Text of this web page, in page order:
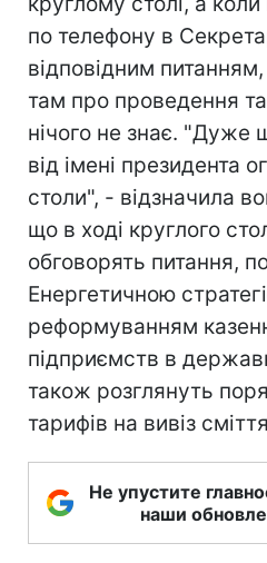
по телефону в
відповідним
там про проведення
нічого не знає. "Дуже
від імені президента
столи", - відзначила
що в ході круглого
обговорять питання,
Енергетичною
реформуванням
підприємств в
також розглянуть
тарифів на вивіз
Не упустите
наши